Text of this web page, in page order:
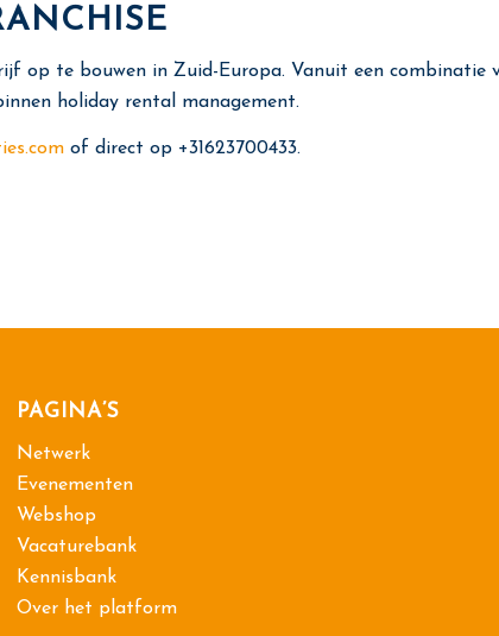
op te bouwen in Zuid-Europa. Vanuit een
holiday rental management.
of direct op +31623700433.
PAGINA’S
Netwerk
Evenementen
Webshop
Vacaturebank
Kennisbank
Over het platform